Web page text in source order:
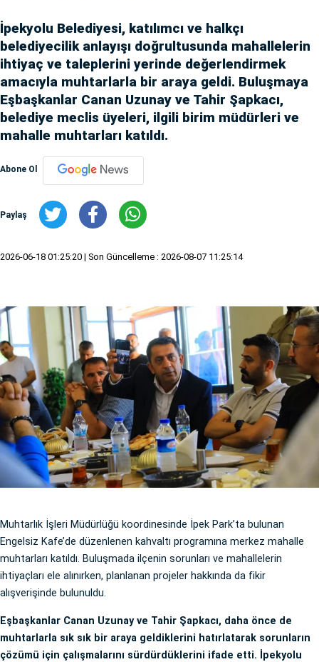
İpekyolu Belediyesi, katılımcı ve halkçı
belediyecilik anlayışı doğrultusunda mahallelerin
ihtiyaç ve taleplerini yerinde değerlendirmek
amacıyla muhtarlarla bir araya geldi. Buluşmaya
Eşbaşkanlar Canan Uzunay ve Tahir Şapkacı,
belediye meclis üyeleri, ilgili birim müdürleri ve
mahalle muhtarları katıldı.
Abone Ol
Paylaş
2026-06-18 01:25:20 | Son Güncelleme : 2026-08-07 11:25:14
Muhtarlık İşleri Müdürlüğü koordinesinde İpek Park’ta bulunan
Engelsiz Kafe’de düzenlenen kahvaltı programına merkez mahalle
muhtarları katıldı. Buluşmada ilçenin sorunları ve mahallelerin
ihtiyaçları ele alınırken, planlanan projeler hakkında da fikir
alışverişinde bulunuldu.
Eşbaşkanlar Canan Uzunay ve Tahir Şapkacı, daha önce de
muhtarlarla sık sık bir araya geldiklerini hatırlatarak sorunların
çözümü için çalışmalarını sürdürdüklerini ifade etti. İpekyolu